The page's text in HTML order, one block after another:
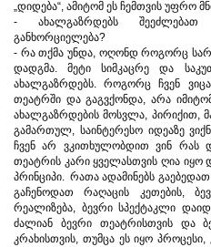
„დიდება“, ამიტომ ეს ჩემთვის უფრო
- ახალგაზრდებს შეეძლებათ
განხორციელება?
- რა თქმა უნდა, ოღონდ როგორც
დადგმა. მეტი სიმკაცრე და
ახალგაზრდებს. როგორც ჩვენ
თეატრში და გაგვქონდა, არა
ახალგაზრდების მოსვლა, პირიქით,
გამართულ, საინტერესო იდეაზე
ჩვენ არ ვკითხულობდით ვინ რას
თეატრის კარი ყველასთვის ღია იყო
პრინციპი. რათა ადამინებს
გაჩენოდათ რაღაცის კეთების,
რეალიზება, ბევრი სპექტაკლი
ძალიან ბევრი თეატრისთვის და
კრახისთვის, თუმცა ეს იყო პროცესი,